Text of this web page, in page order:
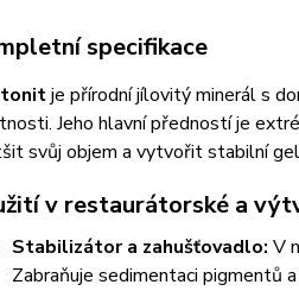
specifikace
je přírodní jílovitý minerál s
Jeho hlavní předností je
svůj objem a vytvořit stabilní
v restaurátorské a
Stabilizátor a zahušťovadlo: V
Zabraňuje sedimentaci pigmentů